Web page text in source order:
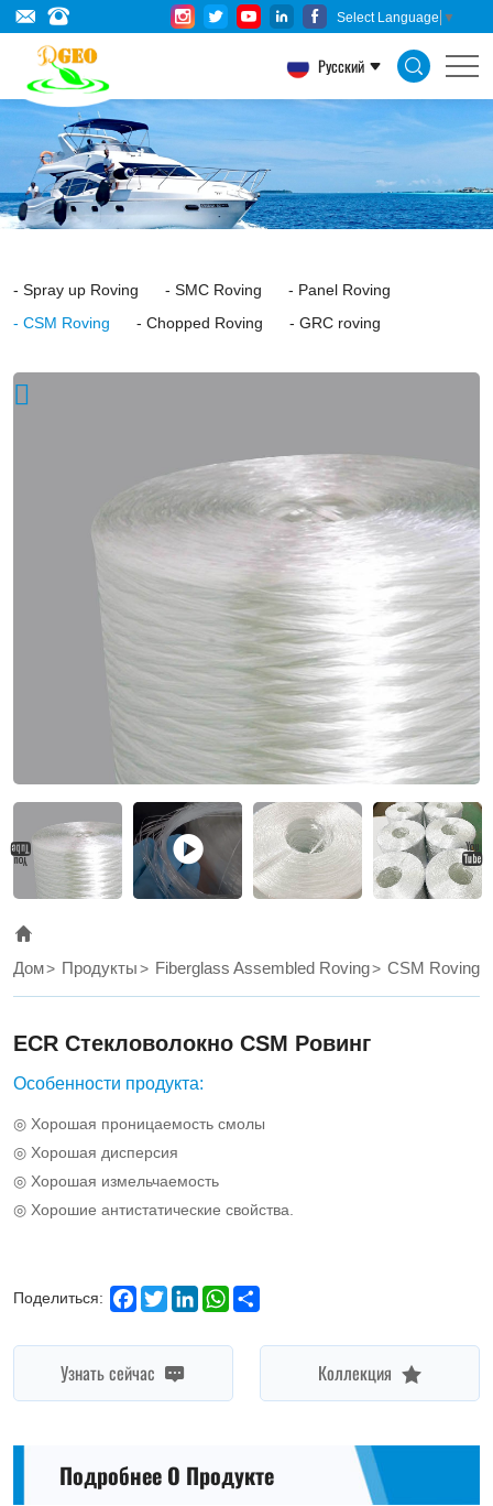
Select Language ▼
Русский
Fiberglass
CSM
assembld
roving
is
specially
for
the
mats
compatible
unsaturated
polyester,
epoxy
resins.
Spray up Roving SMC Roving
Panel Roving
CSM Roving
Chopped Roving GRC roving
Дом Продукты Fiberglass Assembled Roving CSM Roving
ECR Стекловолокно CSM Ровинг
Особенности продукта:
◎ Хорошая проницаемость смолы
◎ Хорошая дисперсия
◎ Хорошая измельчаемость
◎ Хорошие антистатические свойства.
Поделиться: Facebook
TwitterLinkedInWhatsApp
Узнать сейчас Коллекция
Подробнее О Продукте